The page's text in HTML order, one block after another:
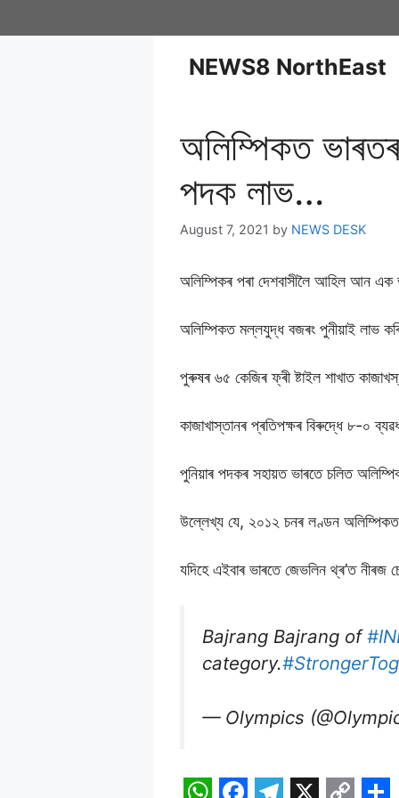
NEWS8 NorthEast
অলিম্পিকত
পদক লাভ…
August 7, 2021 by NEWS DESK
অলিম্পিকৰ পৰা দেশবাসীলৈ আহিল আন এক
অলিম্পিকত মল্লযুদ্ধ বজৰং পুনীয়াই লাভ
পুৰুষৰ ৬৫ কেজিৰ ফ্ৰী ষ্টাইল শাখাত
কাজাখাস্তানৰ প্ৰতিপক্ষৰ বিৰুদ্ধে ৮-০
পুনিয়াৰ পদকৰ সহায়ত ভাৰতে চলিত
উল্লেখ্য যে, ২০১২ চনৰ লণ্ডন অলিম্পিকত
যদিহে এইবাৰ ভাৰতে জেভলিন থ্ৰ’ত নীৰজ
Bajrang Bajrang of
category.
— Olympics